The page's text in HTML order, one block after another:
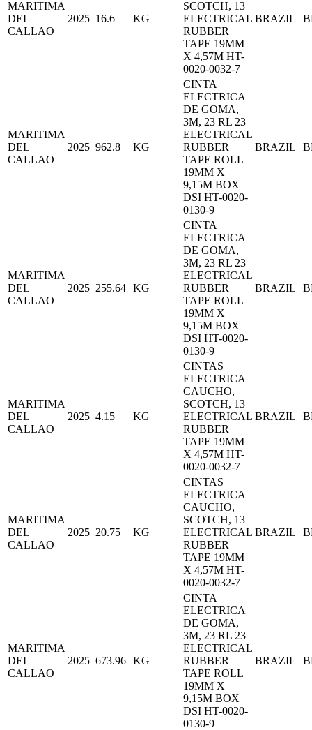
MARITIMA
DEL
CALLAO
2025 16.6 KG
SCOTCH, 13
ELECTRICAL
RUBBER
TAPE 19MM
X 4,57M HT-
0020-0032-7
BRAZIL
MARITIMA
DEL
CALLAO
2025 962.8 KG
CINTA
ELECTRICA
DE GOMA,
3M, 23 RL 23
ELECTRICAL
RUBBER
TAPE ROLL
19MM X
9,15M BOX
DSI HT-0020-
0130-9
BRAZIL
MARITIMA
DEL
CALLAO
2025 255.64 KG
CINTA
ELECTRICA
DE GOMA,
3M, 23 RL 23
ELECTRICAL
RUBBER
TAPE ROLL
19MM X
9,15M BOX
DSI HT-0020-
0130-9
BRAZIL
MARITIMA
DEL
CALLAO
2025 4.15 KG
CINTAS
ELECTRICA
CAUCHO,
SCOTCH, 13
ELECTRICAL
RUBBER
TAPE 19MM
X 4,57M HT-
0020-0032-7
BRAZIL
MARITIMA
DEL
CALLAO
2025 20.75 KG
CINTAS
ELECTRICA
CAUCHO,
SCOTCH, 13
ELECTRICAL
RUBBER
TAPE 19MM
X 4,57M HT-
0020-0032-7
BRAZIL
MARITIMA
DEL
CALLAO
2025 673.96 KG
CINTA
ELECTRICA
DE GOMA,
3M, 23 RL 23
ELECTRICAL
RUBBER
TAPE ROLL
19MM X
9,15M BOX
DSI HT-0020-
0130-9
BRAZIL